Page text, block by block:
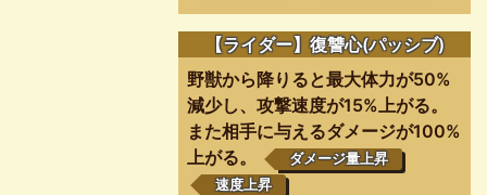
【ライダー】復讐心(パッシブ)
野獣から降りると最大体力が50%
減少し、攻撃速度が15%上がる。
また相手に与えるダメージが100%
上がる。
ダメージ量上昇
速度上昇